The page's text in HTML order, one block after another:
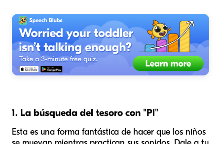
1. La búsqueda del tesoro con "Pl"
Esta es una forma fantástica de hacer que los niños